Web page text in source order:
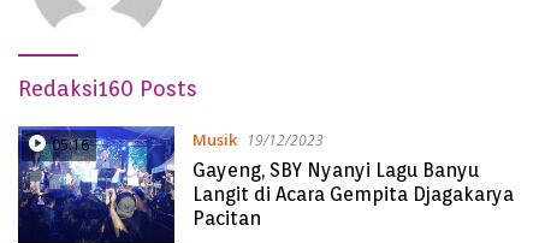
Redaksi160 Posts
05:16 Musik 19/12/2023
Gayeng, SBY Nyanyi Lagu Banyu
Langit di Acara Gempita Djagakarya
Pacitan